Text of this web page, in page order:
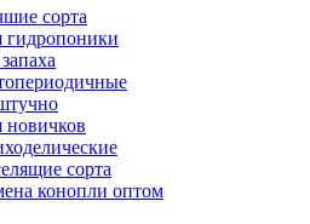
сорта
гидропоники
новичков
сорта
конопли оптом